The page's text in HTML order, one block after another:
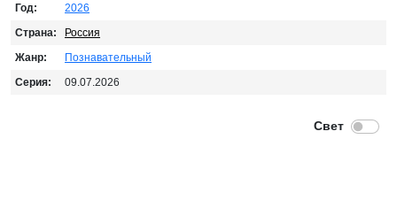
Год:
2026
Страна:
Россия
Жанр:
Познавательный
Серия:
09.07.2026